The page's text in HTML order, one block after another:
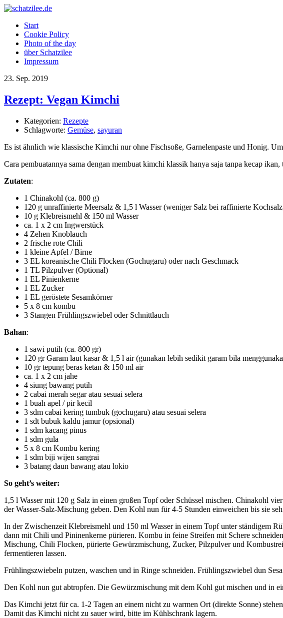
Start
Cookie Policy
Photo of the day
über Schatzilee
Impressum
23. Sep. 2019
Rezept: Vegan Kimchi
Kategorien: Rezepte
Schlagworte: Gemüse, sayuran
Es ist ähnlich wie klassische Kimchi nur ohne Fischsoße, Garnelenpaste und Honig.
Cara pembuatannya sama dengan membuat kimchi klassik hanya saja tanpa kecap
Zutaten:
1 Chinakohl (ca. 800 g)
120 g unraffinierte Meersalz & 1,5 l Wasser (weniger Salz bei raffinierte
10 g Klebreismehl & 150 ml Wasser
ca. 1 x 2 cm Ingwerstück
4 Zehen Knoblauch
2 frische rote Chili
1 kleine Apfel / Birne
3 EL koreanische Chili Flocken (Gochugaru) oder nach Geschmack
1 TL Pilzpulver (Optional)
1 EL Pinienkerne
1 EL Zucker
1 EL geröstete Sesamkörner
5 x 8 cm kombu
3 Stangen Frühlingszwiebel oder Schnittlauch
Bahan:
1 sawi putih (ca. 800 gr)
120 gr Garam laut kasar & 1,5 l air (gunakan lebih sedikit garam bila
10 gr tepung beras ketan & 150 ml air
ca. 1 x 2 cm jahe
4 siung bawang putih
2 cabai merah segar atau sesuai selera
1 buah apel / pir kecil
3 sdm cabai kering tumbuk (gochugaru) atau sesuai selera
1 sdt bubuk kaldu jamur (opsional)
1 sdm kacang pinus
1 sdm gula
5 x 8 cm Kombu kering
1 sdm biji wijen sangrai
3 batang daun bawang atau lokio
So geht’s weiter:
1,5 l Wasser mit 120 g Salz in einen großen Topf oder Schüssel mischen. Chinakohl
der Wasser-Salz-Mischung geben. Den Kohl nun für 4-5 Stunden einweichen bis sie
In der Zwischenzeit Klebreismehl und 150 ml Wasser in einem Topf unter ständigem
dann mit Chili und Pininenkerne pürieren. Kombu in feine Streifen mit Schere
Mischung, Chili Flocken, pürierte Gewürzmischung, Zucker, Pilzpulver und
fermentieren lassen.
Frühlingszwiebeln putzen, waschen und in Ringe schneiden. Frühlingszwiebel dun
Den Kohl nun gut abtropfen. Die Gewürzmischung mit dem Kohl gut mischen und in
Das Kimchi jetzt für ca. 1-2 Tagen an einem nicht zu warmen Ort (direkte Sonne)
Damit das Kimchi nicht zu sauer wird, bitte im Kühlschrank lagern.